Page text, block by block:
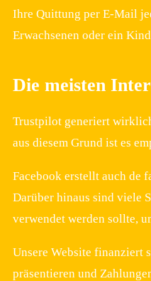
Ihre Quittung per E-Mail
Erwachsenen oder ein
Die meisten
Trustpilot generiert
aus diesem Grund ist es
Facebook erstellt auch de
Darüber hinaus sind viele
verwendet werden sollte,
Unsere Website finanziert
präsentieren und